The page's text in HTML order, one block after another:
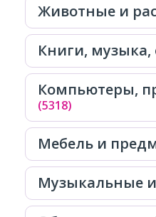
Животные и
Книги,
Компьютеры,
(5318)
Мебель и
Музыкальные